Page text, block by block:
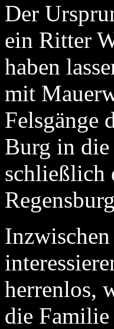
Der
ein Ritter
haben
mit
Felsgänge
Burg in die
schließlich
herrenlos,
die Familie